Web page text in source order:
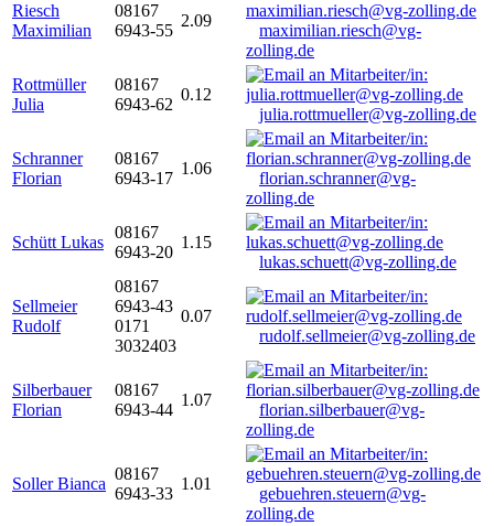
Riesch
Maximilian
08167
6943-55
2.09
maximilian.riesch@vg-
zolling.de
Rottmüller
Julia
08167
6943-62
0.12
julia.rottmueller@vg-zolling.de
Schranner
Florian
08167
6943-17
1.06
florian.schranner@vg-
zolling.de
Schütt Lukas
08167
6943-20
1.15
lukas.schuett@vg-zolling.de
Sellmeier
Rudolf
08167
6943-43
0171
3032403
0.07
rudolf.sellmeier@vg-zolling.de
Silberbauer
Florian
08167
6943-44
1.07
florian.silberbauer@vg-
zolling.de
Soller Bianca
08167
6943-33
1.01
gebuehren.steuern@vg-
zolling.de